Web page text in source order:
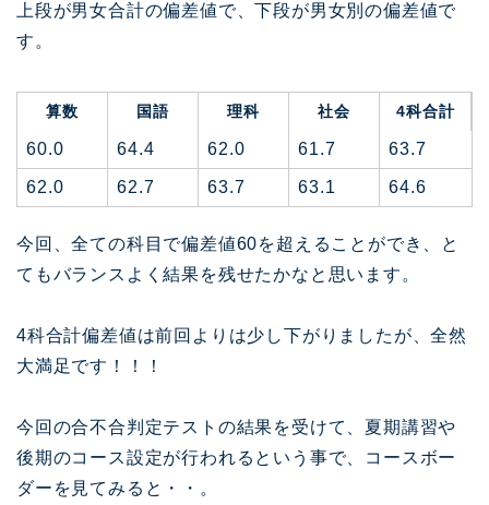
上段が男女合計の偏差値で、下段が男女別の偏差値で
す。
算数 国語 理科 社会 4科合計
60.0 64.4 62.0 61.7 63.7
62.0 62.7 63.7 63.1 64.6
今回、全ての科目で偏差値60を超えることができ、と
てもバランスよく結果を残せたかなと思います。
4科合計偏差値は前回よりは少し下がりましたが、全然
大満足です！！！
今回の合不合判定テストの結果を受けて、夏期講習や
後期のコース設定が行われるという事で、コースボー
ダーを見てみると・・。